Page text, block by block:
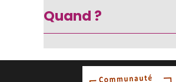
Quand ?